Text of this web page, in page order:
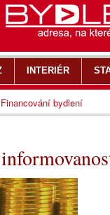
INTERIÉR
Financování bydlení